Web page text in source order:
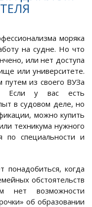
моряка
на судне. Но что
или нет доступа
или университете.
из своего ВУЗа
Если у вас есть
в судовом деле, но
можно купить
техникума нужного
по специальности и
понадобиться, когда
обстоятельств
нет возможности
об образовании